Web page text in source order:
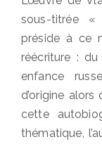
sous-titrée
préside à ce
réécriture :
enfance
d’origine alors
cette
thématique,